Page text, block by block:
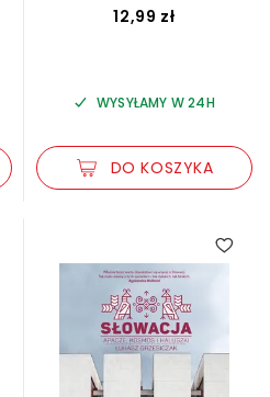
12,99 zł
WYSYŁAMY W 24H
DO KOSZYKA